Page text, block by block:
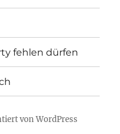
fehlen dürfen
von WordPress